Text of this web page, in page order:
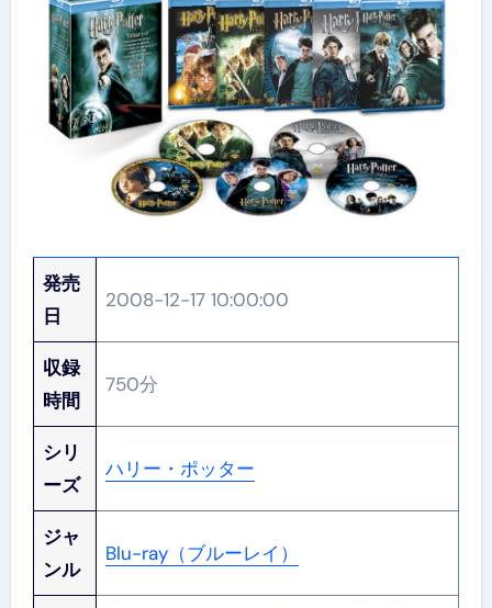
発売
日
2008-12-17 10:00:00
収録
時間
750分
シリ
ーズ
ハリー・ポッター
ジャ
ンル
Blu-ray（ブルーレイ）